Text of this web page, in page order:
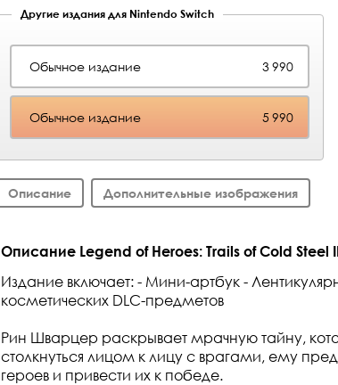
Другие издания для Nintendo Switch
Обычное издание 3 990
Обычное издание 5 990
Описание Дополнительные изображения
Описание Legend of Heroes: Trails of Cold Steel
Издание включает: - Мини-артбук -
косметических DLC-предметов
Рин Шварцер раскрывает мрачную тайну,
столкнуться лицом к лицу с врагами, ему
героев и привести их к победе.